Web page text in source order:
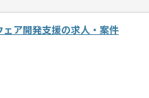
と実績に応じて別案件のご提案
ェア開発支援の求人・案件